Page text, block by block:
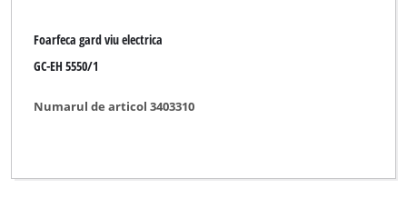
Foarfeca gard viu electrica
GC-EH 5550/1
Numarul de articol 3403310